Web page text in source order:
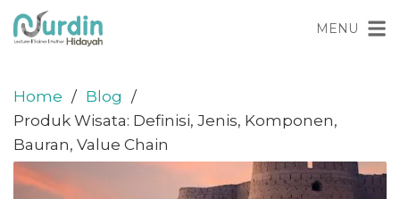
content
Skip
to
MENU
Home
Blog
Produk Wisata: Definisi, Jenis, Komponen,
Bauran, Value Chain